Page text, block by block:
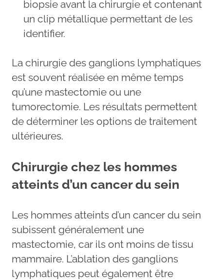
biopsie avant la chirurgie et contenant
un clip métallique permettant de les
identifier.
La chirurgie des ganglions lymphatiques
est souvent réalisée en même temps
qu’une mastectomie ou une
tumorectomie. Les résultats permettent
de déterminer les options de traitement
ultérieures.
Chirurgie chez les hommes
atteints d’un cancer du sein
Les hommes atteints d’un cancer du sein
subissent généralement une
mastectomie, car ils ont moins de tissu
mammaire. L’ablation des ganglions
lymphatiques peut également être